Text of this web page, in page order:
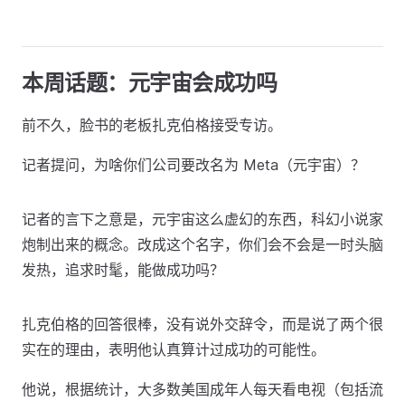
本周话题：元宇宙会成功吗
前不久，脸书的老板扎克伯格接受专访。
记者提问，为啥你们公司要改名为 Meta（元宇宙）？
记者的言下之意是，元宇宙这么虚幻的东西，科幻小说家
炮制出来的概念。改成这个名字，你们会不会是一时头脑
发热，追求时髦，能做成功吗？
扎克伯格的回答很棒，没有说外交辞令，而是说了两个很
实在的理由，表明他认真算计过成功的可能性。
他说，根据统计，大多数美国成年人每天看电视（包括流